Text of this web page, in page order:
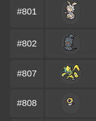
#801
#802
#807
#808